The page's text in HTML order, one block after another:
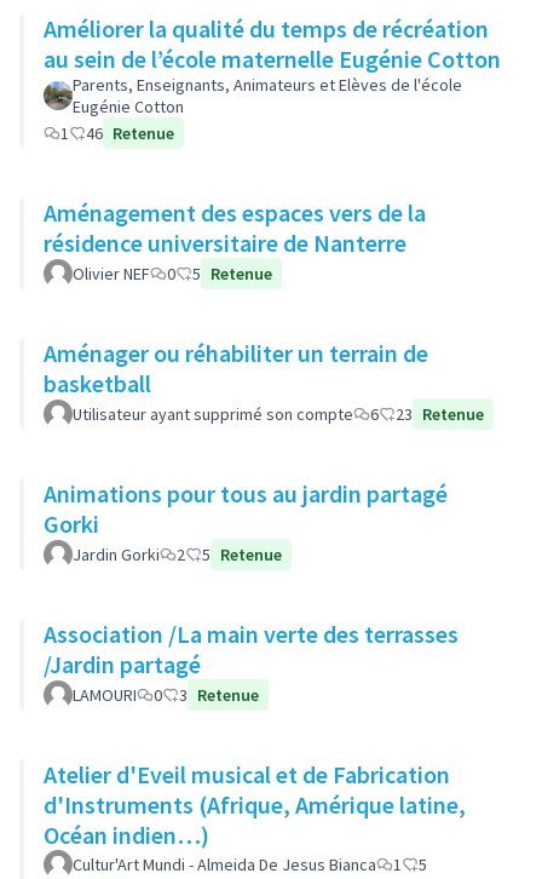
Améliorer la qualité du temps de récréation
au sein de l’école maternelle Eugénie Cotton
Parents, Enseignants, Animateurs et Elèves de l'école
Eugénie Cotton
1
46 Retenue
Aménagement des espaces vers de la
résidence universitaire de Nanterre
Olivier NEF 0 5 Retenue
Aménager ou réhabiliter un terrain de
basketball
Utilisateur ayant supprimé son compte 6 23 Retenue
Animations pour tous au jardin partagé
Gorki
Jardin Gorki 2 5 Retenue
Association /La main verte des terrasses
/Jardin partagé
LAMOURI 0 3 Retenue
Atelier d'Eveil musical et de Fabrication
d'Instruments (Afrique, Amérique latine,
Océan indien…)
Cultur'Art Mundi - Almeida De Jesus Bianca 1
5